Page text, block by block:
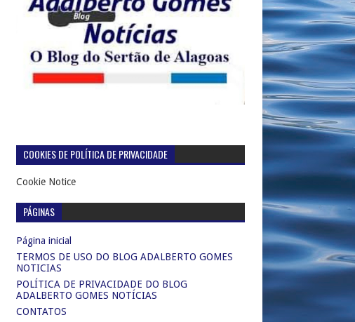
COOKIES DE POLÍTICA DE PRIVACIDADE
Cookie Notice
PÁGINAS
Página inicial
TERMOS DE USO DO BLOG ADALBERTO GOMES
NOTICIAS
POLÍTICA DE PRIVACIDADE DO BLOG
ADALBERTO GOMES NOTÍCIAS
CONTATOS